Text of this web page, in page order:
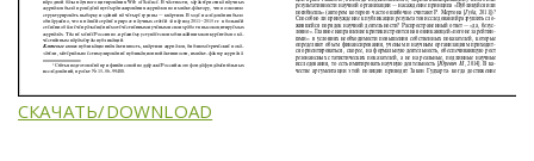
СКАЧАТЬ/DOWNLOAD